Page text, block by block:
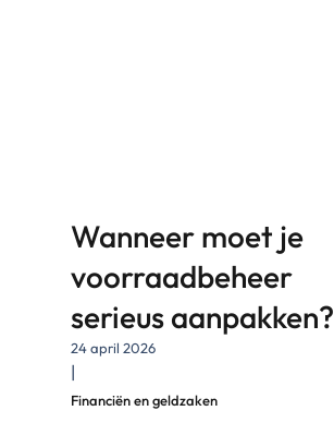
Wanneer moet je
voorraadbeheer
serieus aanpakken?
24 april 2026
|
Financiën en geldzaken